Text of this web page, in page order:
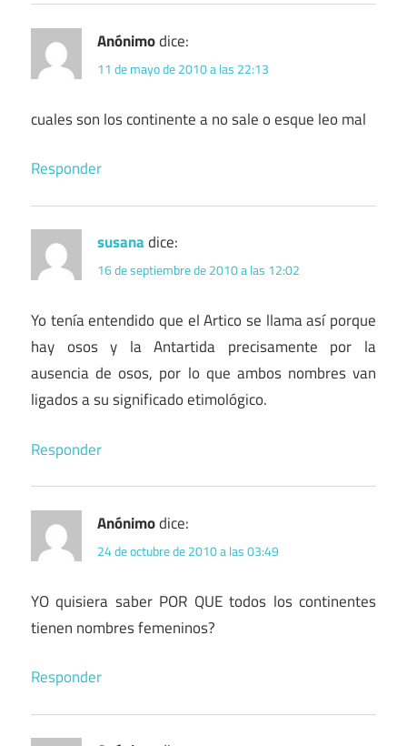
Anónimodice:
11 de mayo de 2010 a las 22:13
cuales son los continente a no sale o esque leo mal
Responder
susanadice:
16 de septiembre de 2010 a las 12:02
Yo tenía entendido que el Artico se llama así porque
hay osos y la Antartida precisamente por la
ausencia de osos, por lo que ambos nombres van
ligados a su significado etimológico.
Responder
Anónimodice:
24 de octubre de 2010 a las 03:49
YO quisiera saber POR QUE todos los continentes
tienen nombres femeninos?
Responder